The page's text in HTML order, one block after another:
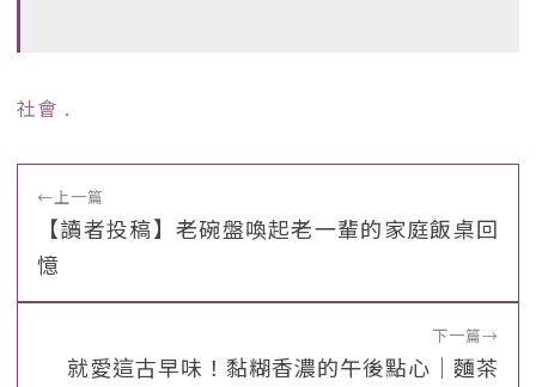
社會 ﹒
←上一篇
【讀者投稿】老碗盤喚起老一輩的家庭飯桌回
憶
下一篇→
就愛這古早味！黏糊香濃的午後點心｜麵茶